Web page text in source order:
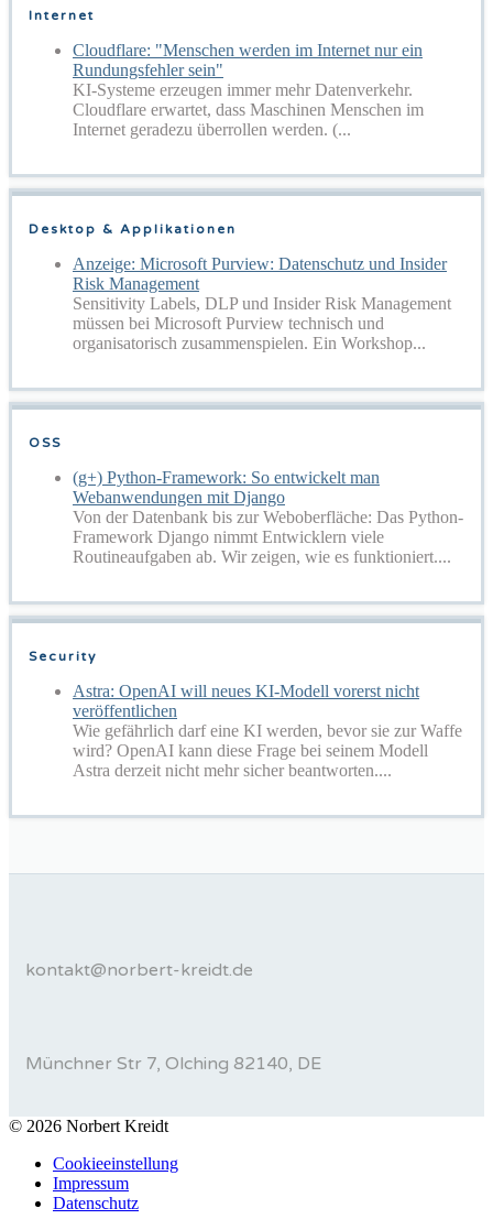
Internet
Cloudflare: "Menschen werden im Internet nur ein
Rundungsfehler sein"
KI-Systeme erzeugen immer mehr Datenverkehr.
Cloudflare erwartet, dass Maschinen Menschen im
Internet geradezu überrollen werden. (...
Desktop & Applikationen
Anzeige: Microsoft Purview: Datenschutz und Insider
Risk Management
Sensitivity Labels, DLP und Insider Risk Management
müssen bei Microsoft Purview technisch und
organisatorisch zusammenspielen. Ein Workshop...
OSS
(g+) Python-Framework: So entwickelt man
Webanwendungen mit Django
Von der Datenbank bis zur Weboberfläche: Das Python-
Framework Django nimmt Entwicklern viele
Routineaufgaben ab. Wir zeigen, wie es funktioniert....
Security
Astra: OpenAI will neues KI-Modell vorerst nicht
veröffentlichen
Wie gefährlich darf eine KI werden, bevor sie zur Waffe
wird? OpenAI kann diese Frage bei seinem Modell
Astra derzeit nicht mehr sicher beantworten....
kontakt@norbert-kreidt.de
Münchner Str 7, Olching 82140, DE
© 2026 Norbert Kreidt
Cookieeinstellung
Impressum
Datenschutz